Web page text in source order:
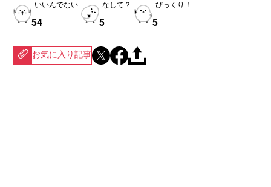
いいんでない
54
なして？
5
びっくり！
5
お気に入り記事